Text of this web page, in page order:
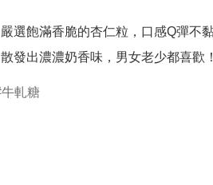
  散發出濃濃奶香味，男女老少都喜歡！
牛軋糖